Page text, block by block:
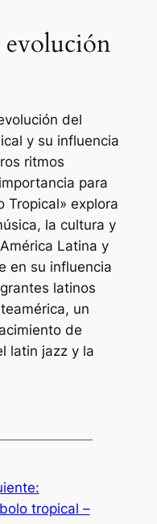
del
y su influencia
ritmos
para
Tropical» explora
la cultura y
Latina y
en su influencia
latinos
un
de
latin jazz y la
tropical –